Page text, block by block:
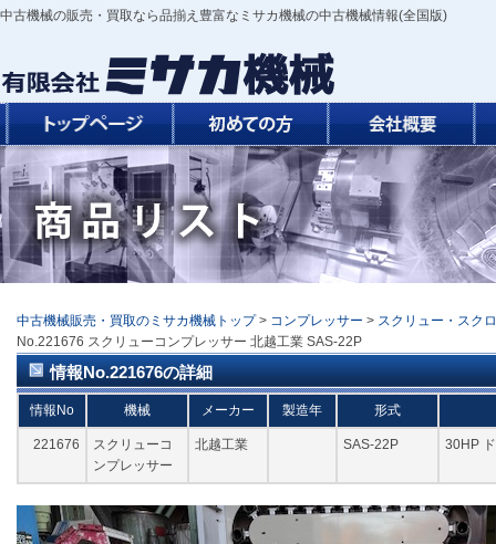
中古機械の販売・買取なら品揃え豊富なミサカ機械の中古機械情報(全国版)
中古機械販売・買取のミサカ機械トップ > コンプレッサー > スクリュー・スク
No.221676 スクリューコンプレッサー 北越工業 SAS-22P
情報No.221676の詳細
情報No 機械 メーカー 製造年 形式
221676
スクリューコ
ンプレッサー
北越工業 SAS-22P 30HP